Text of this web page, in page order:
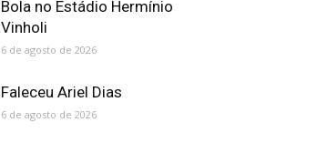
Bola no Estádio Hermínio
Vinholi
6 de agosto de 2026
Faleceu Ariel Dias
6 de agosto de 2026